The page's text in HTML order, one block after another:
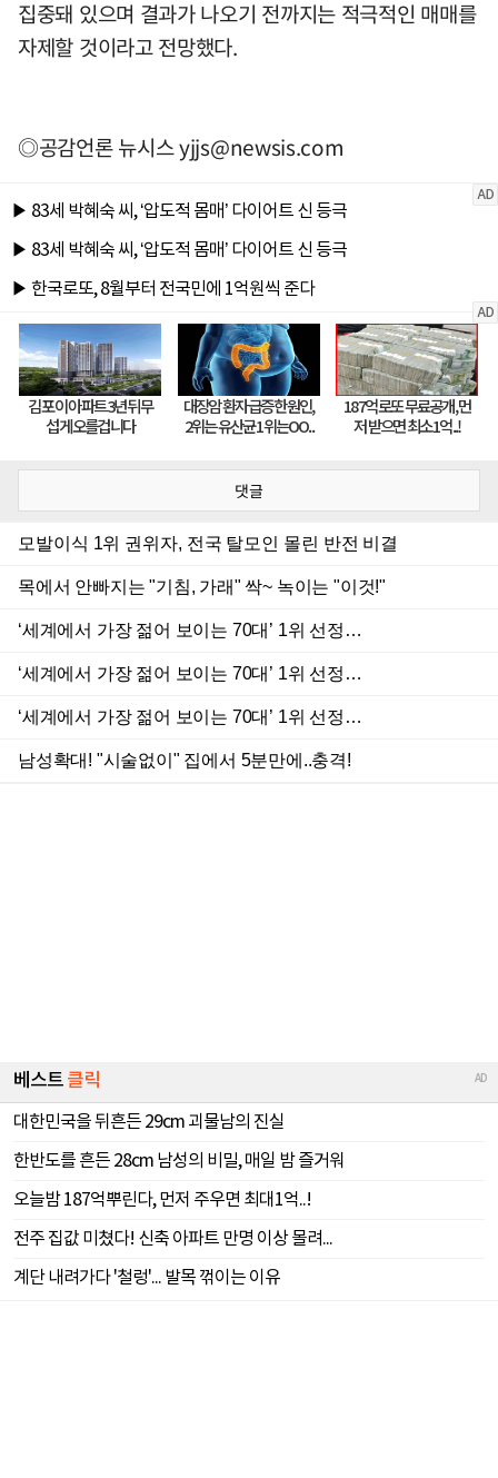
집중돼 있으며 결과가 나오기 전까지는 적극적인 매매를
자제할 것이라고 전망했다.
◎공감언론 뉴시스yjjs@newsis.com
댓글